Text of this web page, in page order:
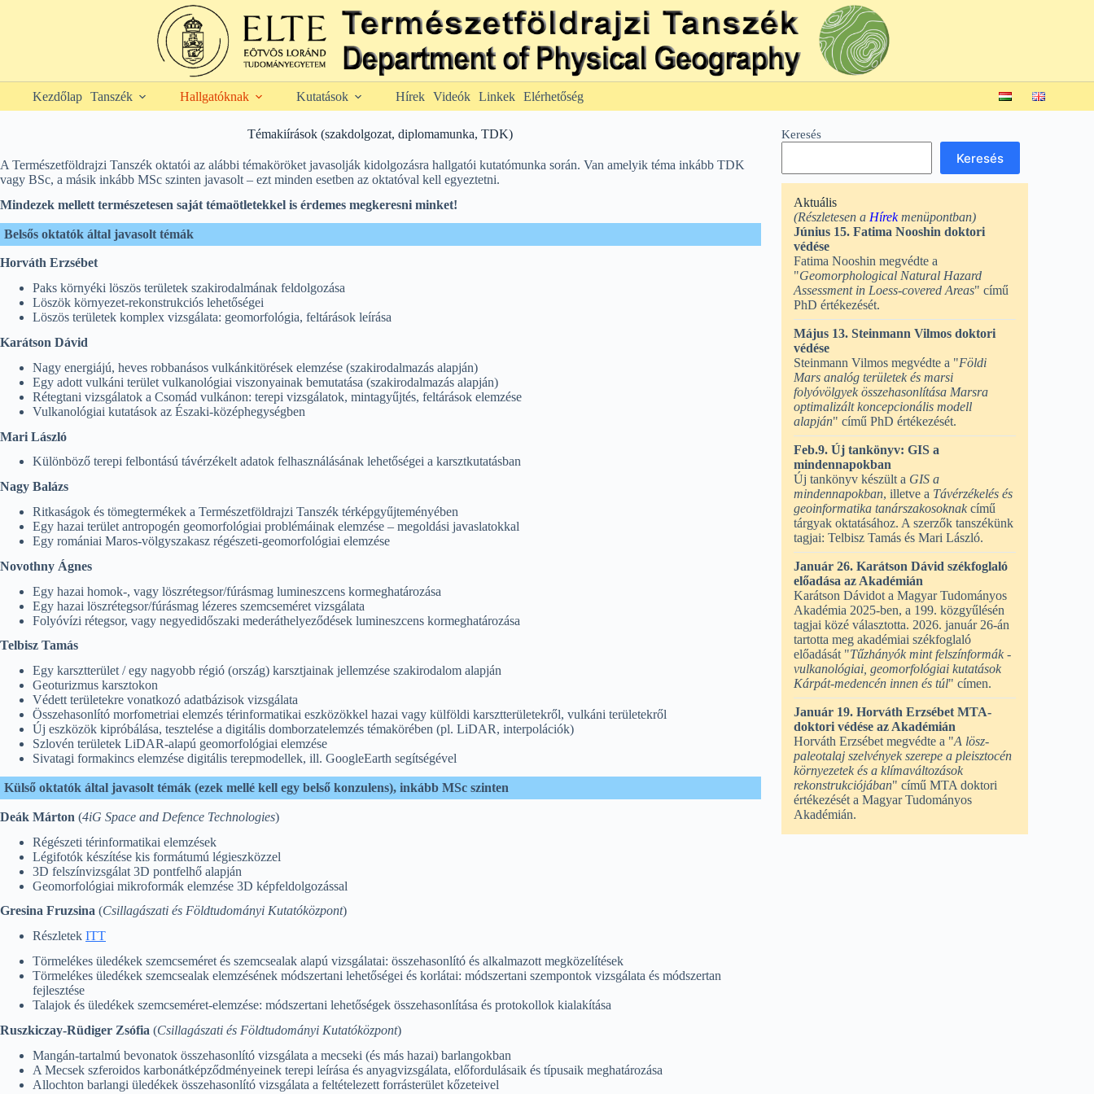
Kezdőlap Tanszék Hallgatóknak Kutatások Hírek Videók Linkek Elérhetőség
Témakiírások (szakdolgozat, diplomamunka, TDK)
A Természetföldrajzi Tanszék oktatói az alábbi témaköröket javasolják kidolgozásra hallgatói kutatómunka során. Van amelyik téma inkább TDK
vagy BSc, a másik inkább MSc szinten javasolt – ezt minden esetben az oktatóval kell egyeztetni.
Mindezek mellett természetesen saját témaötletekkel is érdemes megkeresni minket!
Belsős oktatók által javasolt témák
Horváth Erzsébet
Paks környéki löszös területek szakirodalmának feldolgozása
Löszök környezet-rekonstrukciós lehetőségei
Löszös területek komplex vizsgálata: geomorfológia, feltárások leírása
Karátson Dávid
Nagy energiájú, heves robbanásos vulkánkitörések elemzése (szakirodalmazás alapján)
Egy adott vulkáni terület vulkanológiai viszonyainak bemutatása (szakirodalmazás alapján)
Rétegtani vizsgálatok a Csomád vulkánon: terepi vizsgálatok, mintagyűjtés, feltárások elemzése
Vulkanológiai kutatások az Északi-középhegységben
Mari László
Különböző terepi felbontású távérzékelt adatok felhasználásának lehetőségei a karsztkutatásban
Nagy Balázs
Ritkaságok és tömegtermékek a Természetföldrajzi Tanszék térképgyűjteményében
Egy hazai terület antropogén geomorfológiai problémáinak elemzése – megoldási javaslatokkal
Egy romániai Maros-völgyszakasz régészeti-geomorfológiai elemzése
Novothny Ágnes
Egy hazai homok-, vagy löszrétegsor/fúrásmag lumineszcens kormeghatározása
Egy hazai löszrétegsor/fúrásmag lézeres szemcseméret vizsgálata
Folyóvízi rétegsor, vagy negyedidőszaki mederáthelyeződések lumineszcens kormeghatározása
Telbisz Tamás
Egy karsztterület / egy nagyobb régió (ország) karsztjainak jellemzése szakirodalom alapján
Geoturizmus karsztokon
Védett területekre vonatkozó adatbázisok vizsgálata
Összehasonlító morfometriai elemzés térinformatikai eszközökkel hazai vagy külföldi karsztterületekről, vulkáni területekről
Új eszközök kipróbálása, tesztelése a digitális domborzatelemzés témakörében (pl. LiDAR, interpolációk)
Szlovén területek LiDAR-alapú geomorfológiai elemzése
Sivatagi formakincs elemzése digitális terepmodellek, ill. GoogleEarth segítségével
Külső oktatók által javasolt témák (ezek mellé kell egy belső konzulens), inkább MSc szinten
Deák Márton (4iG Space and Defence Technologies)
Régészeti térinformatikai elemzések
Légifotók készítése kis formátumú légieszközzel
3D felszínvizsgálat 3D pontfelhő alapján
Geomorfológiai mikroformák elemzése 3D képfeldolgozással
Gresina Fruzsina (Csillagászati és Földtudományi Kutatóközpont)
Részletek ITT
Törmelékes üledékek szemcseméret és szemcsealak alapú vizsgálatai: összehasonlító és alkalmazott megközelítések
Törmelékes üledékek szemcsealak elemzésének módszertani lehetőségei és korlátai: módszertani szempontok vizsgálata és módszertan
fejlesztése
Talajok és üledékek szemcseméret-elemzése: módszertani lehetőségek összehasonlítása és protokollok kialakítása
Ruszkiczay-Rüdiger Zsófia (Csillagászati és Földtudományi Kutatóközpont)
Mangán-tartalmú bevonatok összehasonlító vizsgálata a mecseki (és más hazai) barlangokban
A Mecsek szferoidos karbonátképződményeinek terepi leírása és anyagvizsgálata, előfordulásaik és típusaik meghatározása
Allochton barlangi üledékek összehasonlító vizsgálata a feltételezett forrásterület kőzeteivel
Keresés
Keresés
Aktuális
(Részletesen a Hírekmenüpontban)
Június 15. Fatima Nooshin doktori
védése
Fatima Nooshin megvédte a
"Geomorphological Natural Hazard
Assessment in Loess-covered Areas" című
PhD értékezését.
Május 13. Steinmann Vilmos doktori
védése
Steinmann Vilmos megvédte a "Földi
Mars analóg területek és marsi
folyóvölgyek összehasonlítása Marsra
optimalizált koncepcionális modell
alapján" című PhD értékezését.
Feb.9. Új tankönyv: GIS a
mindennapokban
Új tankönyv készült a GIS a
mindennapokban, illetve a Távérzékelés és
geoinformatika tanárszakosoknak című
tárgyak oktatásához. A szerzők tanszékünk
tagjai: Telbisz Tamás és Mari László.
Január 26. Karátson Dávid székfoglaló
előadása az Akadémián
Karátson Dávidot a Magyar Tudományos
Akadémia 2025-ben, a 199. közgyűlésén
tagjai közé választotta. 2026. január 26-án
tartotta meg akadémiai székfoglaló
előadását "Tűzhányók mint felszínformák -
vulkanológiai, geomorfológiai kutatások
Kárpát-medencén innen és túl" címen.
Január 19. Horváth Erzsébet MTA-
doktori védése az Akadémián
Horváth Erzsébet megvédte a "A lösz-
paleotalaj szelvények szerepe a pleisztocén
környezetek és a klímaváltozások
rekonstrukciójában" című MTA doktori
értékezését a Magyar Tudományos
Akadémián.